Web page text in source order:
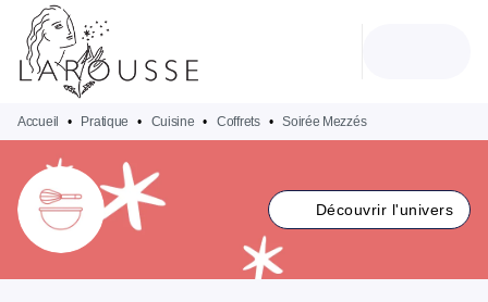
MENU
PIED DE PAGE
Accueil • Pratique • Cuisine • Coffrets • Soirée Mezzés
Découvrir l'univers